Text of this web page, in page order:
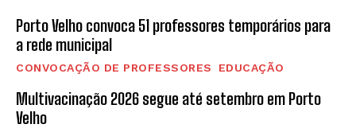
Porto Velho convoca 51 professores temporários para
a rede municipal
CONVOCAÇÃO DE PROFESSORES EDUCAÇÃO
Multivacinação 2026 segue até setembro em Porto
Velho